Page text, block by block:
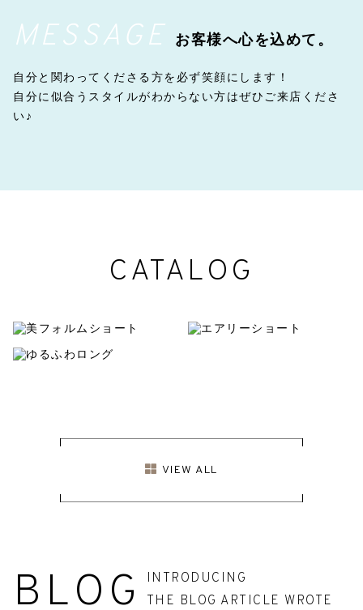
MESSAGE お客様へ心を込めて。
自分と関わってくださる方を必ず笑顔にします！
自分に似合うスタイルがわからない方はぜひご来店くださ
い♪
CATALOG
VIEW ALL
BLOG
INTRODUCING
THE BLOG ARTICLE WROTE